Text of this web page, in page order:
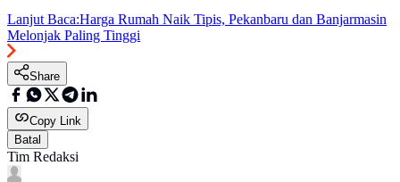
Lanjut Baca:Harga Rumah Naik Tipis, Pekanbaru dan Banjarmasin
Melonjak Paling Tinggi
Share
Copy Link
Batal
Tim Redaksi